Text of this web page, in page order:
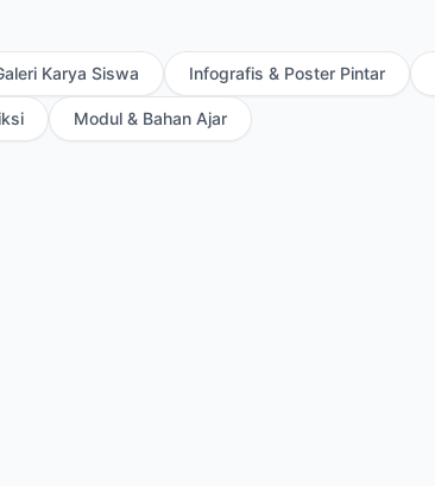
Karya Siswa Infografis & Poster Pintar
Modul & Bahan Ajar